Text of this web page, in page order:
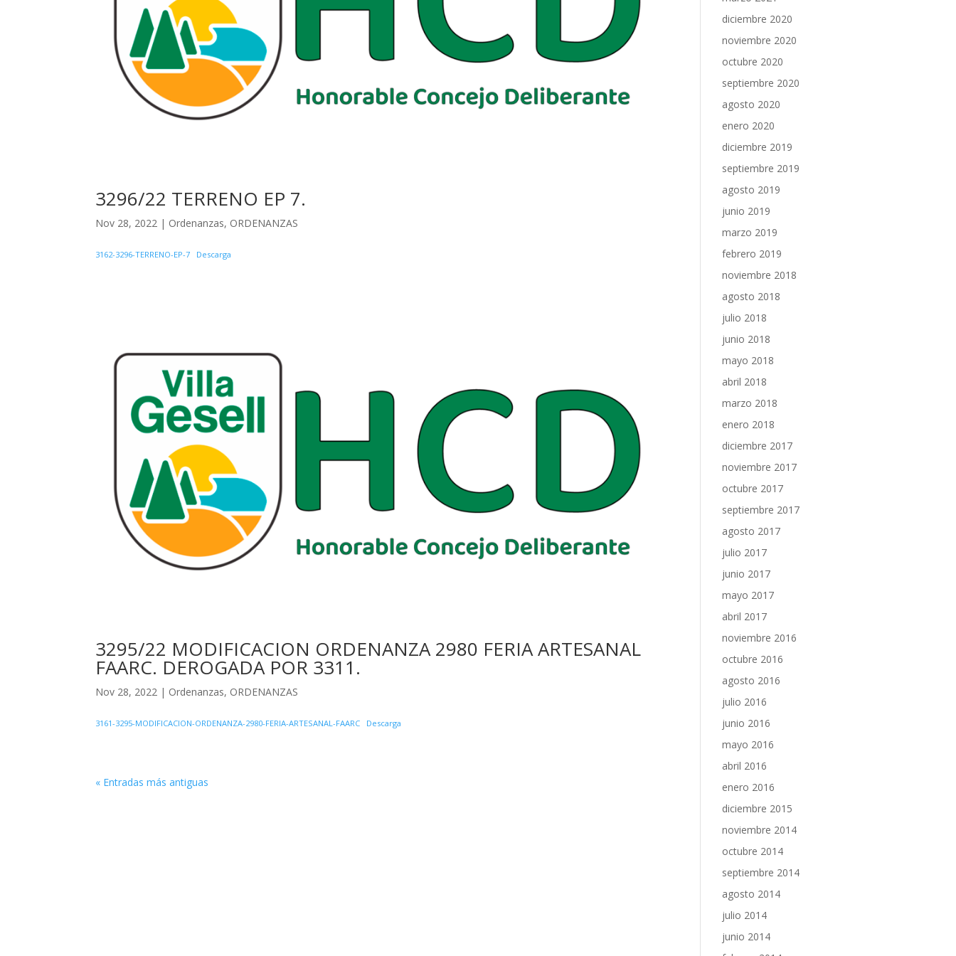
3296/22 TERRENO EP 7.
Nov 28, 2022 | Ordenanzas, ORDENANZAS
3162-3296-TERRENO-EP-7 Descarga
3295/22 MODIFICACION ORDENANZA 2980 FERIA ARTESANAL
FAARC. DEROGADA POR 3311.
Nov 28, 2022 | Ordenanzas, ORDENANZAS
3161-3295-MODIFICACION-ORDENANZA-2980-FERIA-ARTESANAL-FAARC Descarga
« Entradas más antiguas
diciembre 2020
noviembre 2020
octubre 2020
septiembre 2020
agosto 2020
enero 2020
diciembre 2019
septiembre 2019
agosto 2019
junio 2019
marzo 2019
febrero 2019
noviembre 2018
agosto 2018
julio 2018
junio 2018
mayo 2018
abril 2018
marzo 2018
enero 2018
diciembre 2017
noviembre 2017
octubre 2017
septiembre 2017
agosto 2017
julio 2017
junio 2017
mayo 2017
abril 2017
noviembre 2016
octubre 2016
agosto 2016
julio 2016
junio 2016
mayo 2016
abril 2016
enero 2016
diciembre 2015
noviembre 2014
octubre 2014
septiembre 2014
agosto 2014
julio 2014
junio 2014